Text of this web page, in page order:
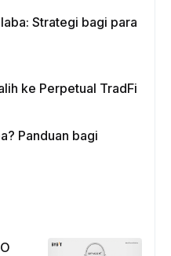
Strategi bagi para
ke Perpetual TradFi
Panduan bagi